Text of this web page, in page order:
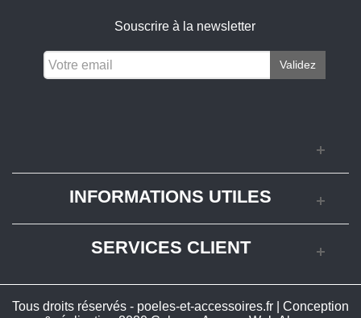
Souscrire à la newsletter
Validez
INFORMATIONS UTILES
SERVICES CLIENT
Tous droits réservés - poeles-et-accessoires.fr | Conception